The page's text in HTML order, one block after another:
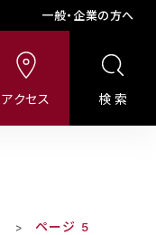
アクセス 検索
一般・企業の方へ
> ページ 5